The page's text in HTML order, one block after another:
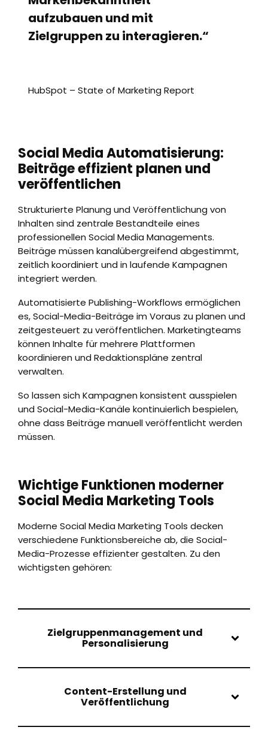
aufzubauen und mit
Zielgruppen zu interagieren.“
HubSpot – State of Marketing Report
Social Media Automatisierung:
Beiträge effizient planen und
veröffentlichen
Strukturierte Planung und Veröffentlichung von
Inhalten sind zentrale Bestandteile eines
professionellen Social Media Managements.
Beiträge müssen kanalübergreifend abgestimmt,
zeitlich koordiniert und in laufende Kampagnen
integriert werden.
Automatisierte Publishing-Workflows ermöglichen
es, Social-Media-Beiträge im Voraus zu planen und
zeitgesteuert zu veröffentlichen. Marketingteams
können Inhalte für mehrere Plattformen
koordinieren und Redaktionspläne zentral
verwalten.
So lassen sich Kampagnen konsistent ausspielen
und Social-Media-Kanäle kontinuierlich bespielen,
ohne dass Beiträge manuell veröffentlicht werden
müssen.
Wichtige Funktionen moderner
Social Media Marketing Tools
Moderne Social Media Marketing Tools decken
verschiedene Funktionsbereiche ab, die Social-
Media-Prozesse effizienter gestalten. Zu den
wichtigsten gehören:
Zielgruppenmanagement und
Personalisierung
Content-Erstellung und
Veröffentlichung